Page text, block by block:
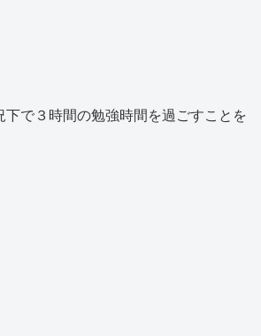
で３時間の勉強時間を過ごすことを